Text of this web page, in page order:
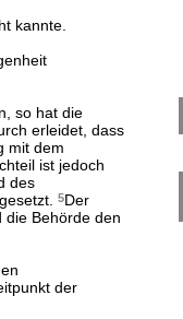
kannte.
so hat die
erleidet, dass
mit dem
ist jedoch
des
5Der
die Behörde den
der